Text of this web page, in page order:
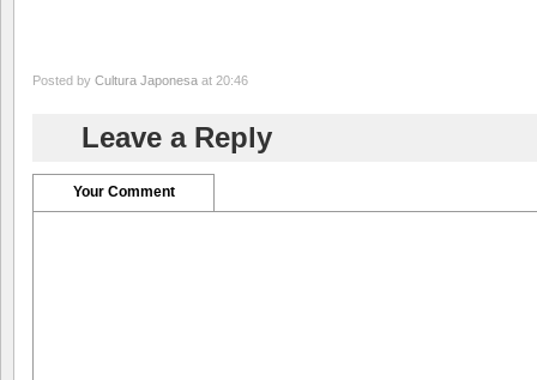
Posted by Cultura Japonesa at 20:46
Leave a Reply
Your Comment